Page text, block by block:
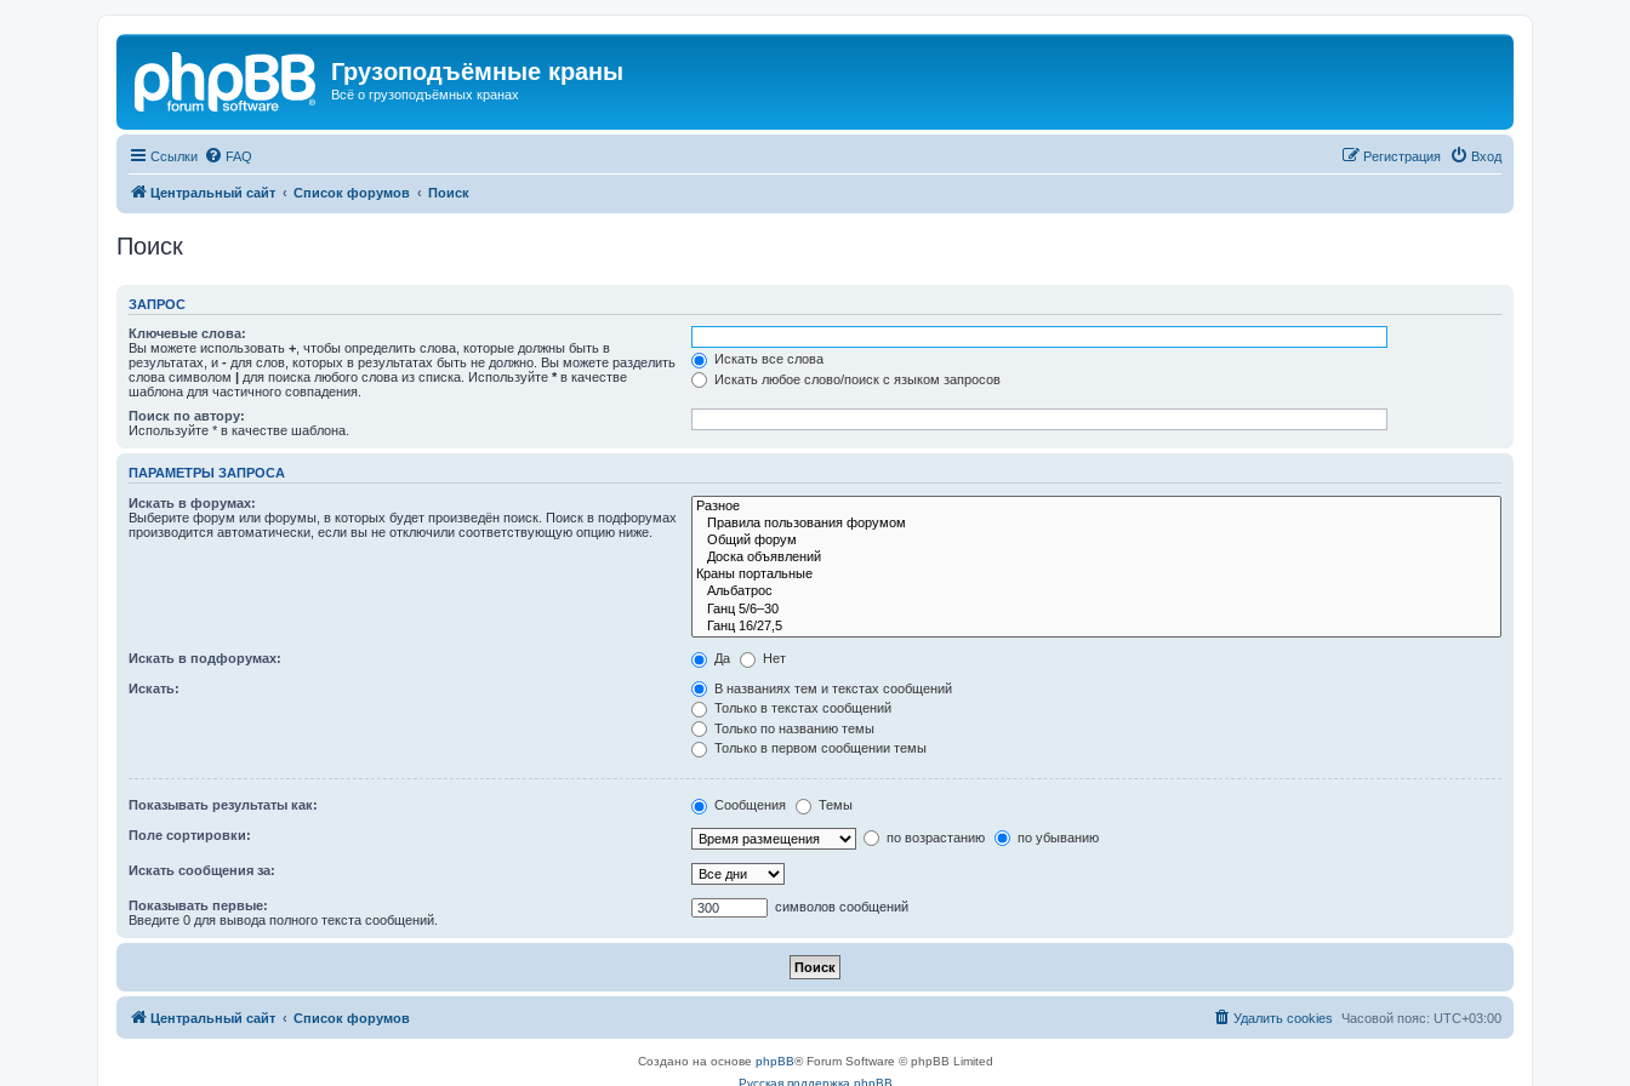
Грузоподъёмные краны
Всё о грузоподъёмных кранах
Ссылки FAQ Вход
Регистрация
Центральный сайт Список форумов Поиск
Поиск
ЗАПРОС
Ключевые слова:
Вы можете использовать + , чтобы определить слова, которые должны быть в
результатах, и - для слов, которых в результатах быть не должно. Вы можете разделить
слова символом | для поиска любого слова из списка. Используйте * в качестве
шаблона для частичного совпадения.
Искать все слова
Искать любое слово/поиск с языком запросов
Поиск по автору:
Используйте * в качестве шаблона.
ПАРАМЕТРЫ ЗАПРОСА
Искать в форумах:
Выберите форум или форумы, в которых будет произведён поиск. Поиск в подфорумах
производится автоматически, если вы не отключили соответствующую опцию ниже.
Искать в подфорумах: Да Нет
Искать:
В названиях тем и текстах сообщений
Только в текстах сообщений
Только по названию темы
Только в первом сообщении темы
Показывать результаты как: Сообщения Темы
Поле сортировки: по возрастанию по убыванию
Искать сообщения за:
Показывать первые:
Введите 0 для вывода полного текста сообщений.
символов сообщений
Центральный сайт Список форумов Часовой пояс: UTC+03:00
Удалить cookies
Создано на основе phpBB® Forum Software © phpBB Limited
Русская поддержка phpBB